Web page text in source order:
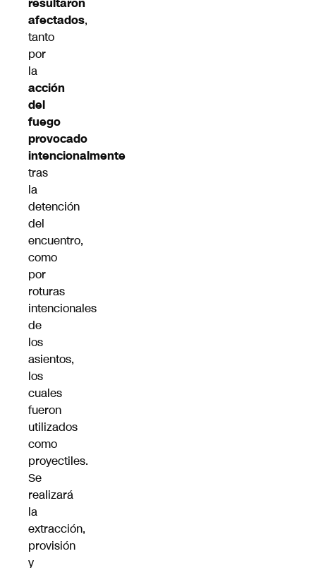
afectados,
tanto
por
la
acción
del
fuego
provocado
intencionalmente
tras
la
detención
del
encuentro,
como
por
roturas
intencionales
de
los
asientos,
los
cuales
fueron
utilizados
como
proyectiles.
Se
realizará
la
extracción,
provisión
y